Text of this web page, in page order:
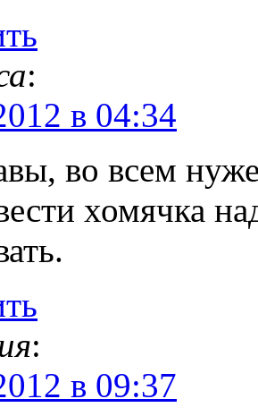
:
в 04:34
во всем
хомячка
:
в 09:37